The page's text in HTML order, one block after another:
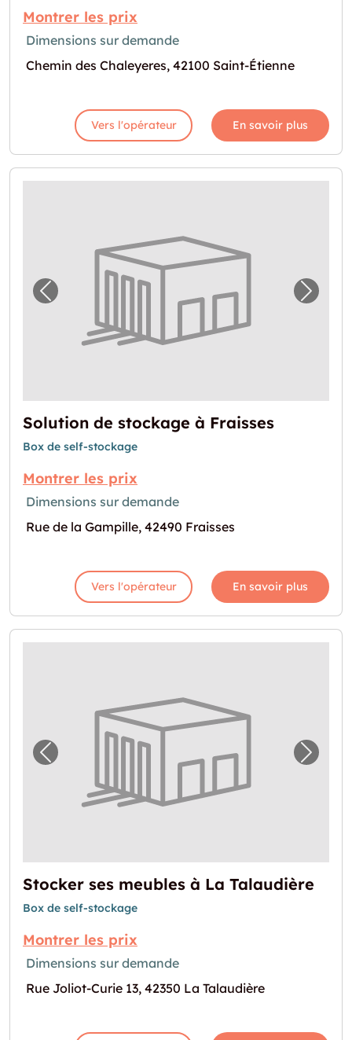
Montrer les prix
Dimensions sur demande
Chemin des Chaleyeres, 42100 Saint-Étienne
Vers l'opérateur En savoir plus
Image précédente pour "Solution de
Solution de stockage à Fraisses
Box de self-stockage
Montrer les prix
Dimensions sur demande
Rue de la Gampille, 42490 Fraisses
Vers l'opérateur En savoir plus
Image précédente pour "Stocker ses
Stocker ses meubles à La Talaudière
Box de self-stockage
Montrer les prix
Dimensions sur demande
Rue Joliot-Curie 13, 42350 La Talaudière